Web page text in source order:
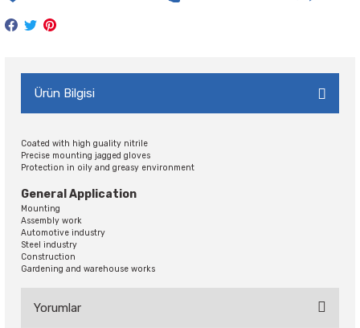
Ürün Bilgisi
Coated with high guality nitrile
Precise mounting jagged gloves
Protection in oily and greasy environment
General Application
Mounting
Assembly work
Automotive industry
Steel industry
Construction
Gardening and warehouse works
Yorumlar